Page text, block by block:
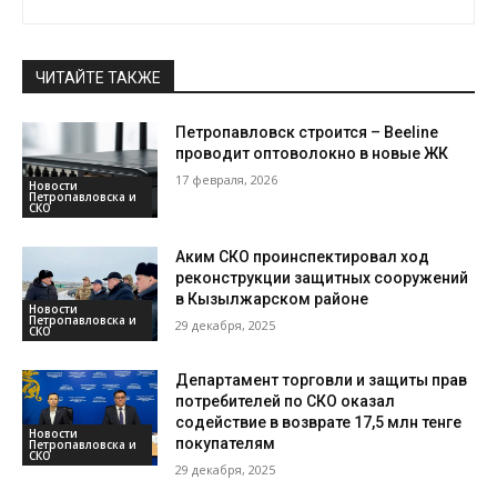
ЧИТАЙТЕ ТАКЖЕ
Новости
Петропавловска и
СКО
Петропавловск строится – Beeline
проводит оптоволокно в новые ЖК
17 февраля, 2026
Новости
Петропавловска и
СКО
Аким СКО проинспектировал ход
реконструкции защитных сооружений
в Кызылжарском районе
29 декабря, 2025
Новости
Петропавловска и
СКО
Департамент торговли и защиты прав
потребителей по СКО оказал
содействие в возврате 17,5 млн тенге
покупателям
29 декабря, 2025